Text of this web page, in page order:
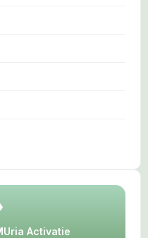
Activatie